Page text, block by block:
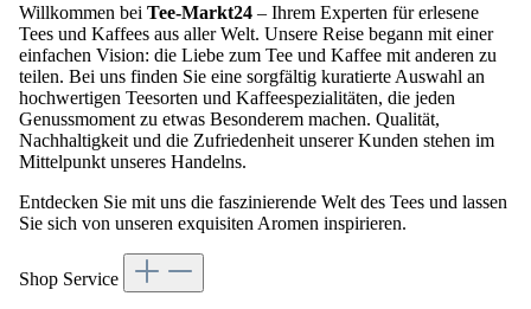
Willkommen bei Tee-Markt24 – Ihrem Experten für erlesene
Tees und Kaffees aus aller Welt. Unsere Reise begann mit einer
einfachen Vision: die Liebe zum Tee und Kaffee mit anderen zu
teilen. Bei uns finden Sie eine sorgfältig kuratierte Auswahl an
hochwertigen Teesorten und Kaffeespezialitäten, die jeden
Genussmoment zu etwas Besonderem machen. Qualität,
Nachhaltigkeit und die Zufriedenheit unserer Kunden stehen im
Mittelpunkt unseres Handelns.
Entdecken Sie mit uns die faszinierende Welt des Tees und lassen
Sie sich von unseren exquisiten Aromen inspirieren.
Shop Service